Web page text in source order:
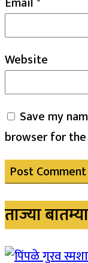
Website
Save my
browser for
ताज्या बातम्या